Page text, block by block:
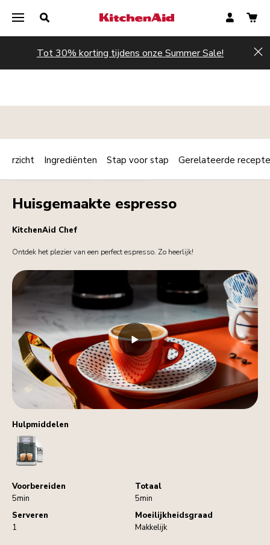
Tot 30% korting tijdens onze Summer Sale!
Hulpmiddelen
CoffeeMachine
Voorbereiden
5min
Totaal
5min
Serveren
1
Moeilijkheidsgraad
Makkelijk
ONTBIJT / BRUNCH DRANKJES Print
Share
Huisgemaakte espresso
KitchenAid Chef
Ontdek het plezier van een perfect espresso. Zo heerlijk!
Ingrediënten Stap voor stap Gerelateerde